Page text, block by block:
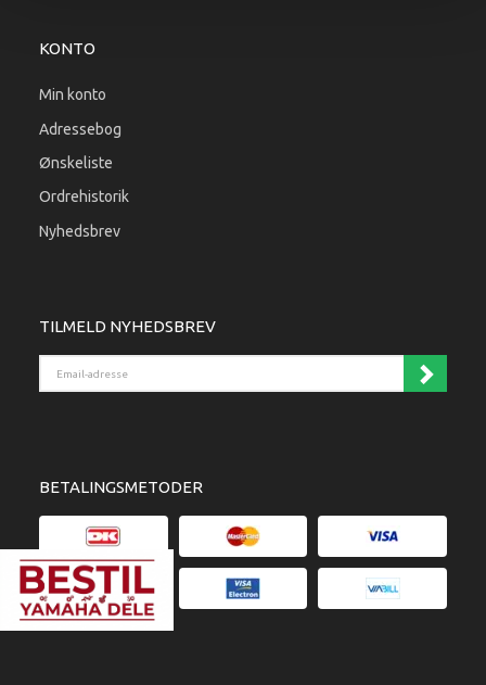
KONTO
Min konto
Adressebog
Ønskeliste
Ordrehistorik
Nyhedsbrev
TILMELD NYHEDSBREV
BETALINGSMETODER